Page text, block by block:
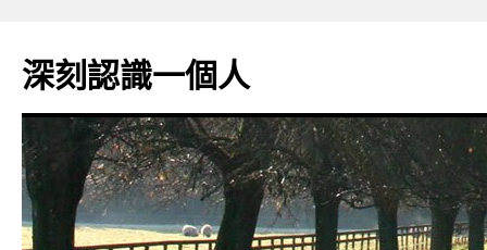
主
要
深刻認識一個人